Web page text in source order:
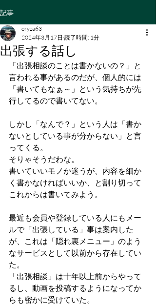
記事
出張する話し
oryza63
2024年3月17日 読了時間: 1分
「出張相談のことは書かないの？」と
言われる事があるのだが、個人的には
「書いてもなぁ～」という気持ちが先
行してるので書いてない。
しかし「なんで？」という人は「書か
ないとしている事が分からない」と言
ってくる。
そりゃそうだわな。
書いていいモノか迷うが、内容を細か
く書かなければいいか、と割り切って
これからは書いてみよう。
最近も会員や登録している人にもメー
ルで「出張している」事は案内した
が、これは「隠れ裏メニュー」のよう
なサービスとして以前から存在してい
た。
「出張相談」は十年以上前からやって
るし、動画を投稿するようになってか
らも密かに受けていた。